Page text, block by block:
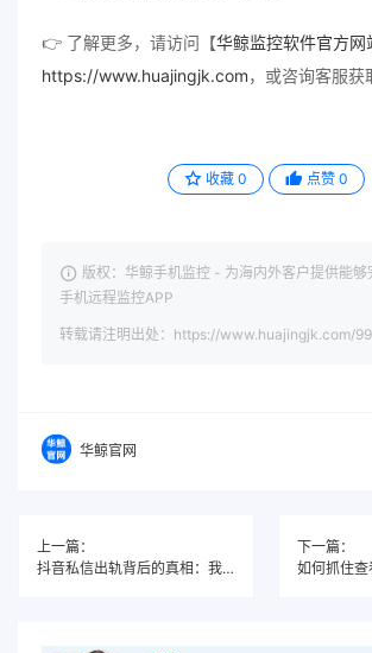
👉 了解更多，请访问【华鲸监控软件官方网
https://www.huajingjk.com，或咨询客服获
收藏 0 点赞 0
版权：华鲸手机监控 - 为海内外客户提供能够
手机远程监控APP
转载请注明出处：https://www.huajingjk.com/
华鲸官网
上一篇：
抖音私信出轨背后的真相：我用软件抓到了她的另一重人生
下一篇：